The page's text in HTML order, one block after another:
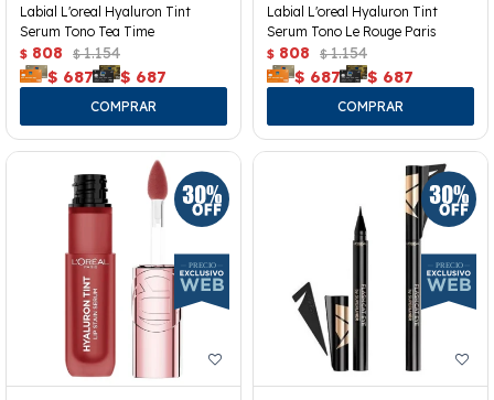
Labial L'oreal Hyaluron Tint
Serum Tono Tea Time
$ 808 $ 1.154
$ 687 $ 687
Labial L'oreal Hyaluron Tint
Serum Tono Le Rouge Paris
$ 808 $ 1.154
$ 687 $ 687